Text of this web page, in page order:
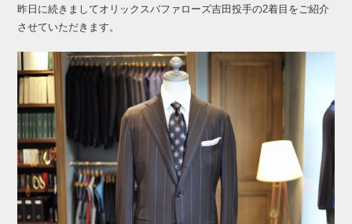
昨日に続きましてオリックスバファローズ吉田投手の2着目をご紹介
させていただきます。